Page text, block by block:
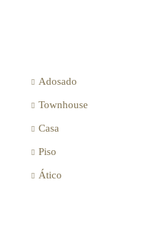
Adosado
Townhouse
Casa
Piso
Ático